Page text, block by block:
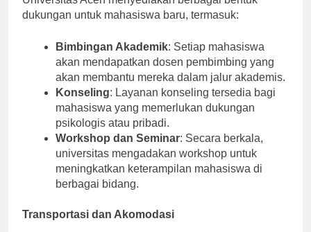
dukungan untuk mahasiswa baru, termasuk:
Bimbingan Akademik: Setiap mahasiswa
akan mendapatkan dosen pembimbing yang
akan membantu mereka dalam jalur akademis.
Konseling: Layanan konseling tersedia bagi
mahasiswa yang memerlukan dukungan
psikologis atau pribadi.
Workshop dan Seminar: Secara berkala,
universitas mengadakan workshop untuk
meningkatkan keterampilan mahasiswa di
berbagai bidang.
Transportasi dan Akomodasi